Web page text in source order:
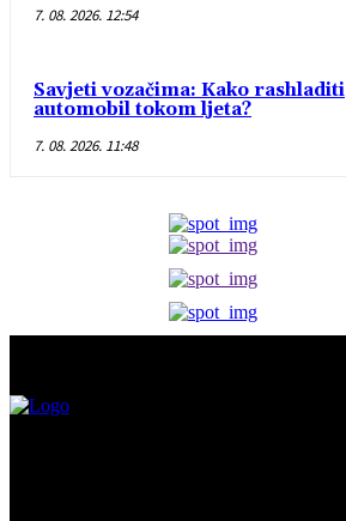
7. 08. 2026. 12:54
Savjeti vozačima: Kako rashladiti
automobil tokom ljeta?
7. 08. 2026. 11:48